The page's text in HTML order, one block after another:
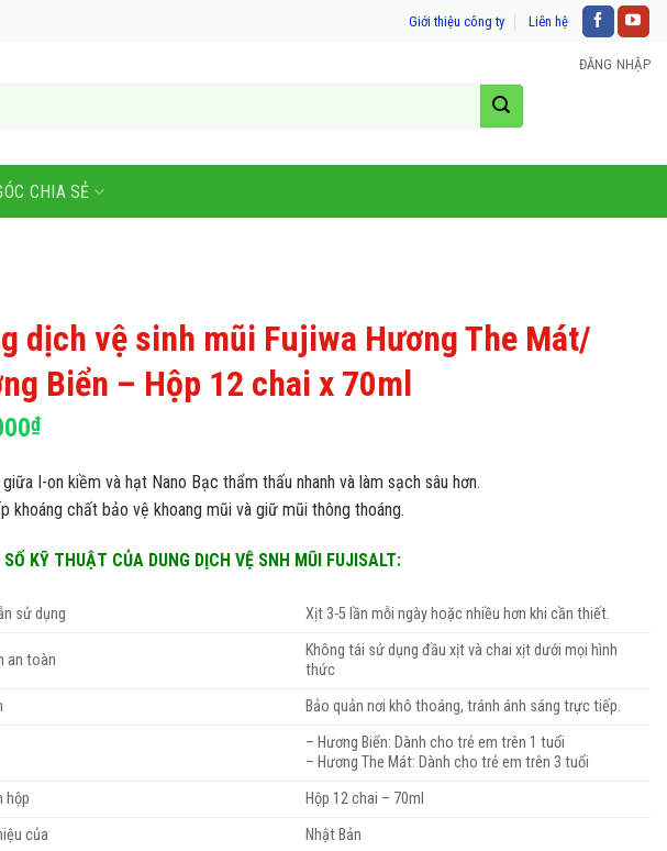
Giới thiệu công ty Liên hệ
ĐĂNG NHẬP
CHIA SẺ
dịch vệ sinh mũi Fujiwa Hương The Mát/
Biển – Hộp 12 chai x 70ml
₫
giữa I-on kiềm và hạt Nano Bạc thẩm thấu nhanh và làm sạch sâu hơn.
khoáng chất bảo vệ khoang mũi và giữ mũi thông thoáng.
SỐ KỸ THUẬT CỦA DUNG DỊCH VỆ SNH MŨI FUJISALT:
sử dụng Xịt 3-5 lần mỗi ngày hoặc nhiều hơn khi cần thiết.
an toàn
Không tái sử dụng đầu xịt và chai xịt dưới mọi hình
thức
Bảo quản nơi khô thoáng, tránh ánh sáng trực tiếp.
– Hương Biển: Dành cho trẻ em trên 1 tuổi
– Hương The Mát: Dành cho trẻ em trên 3 tuổi
hộp
Hộp 12 chai – 70ml
của
Nhật Bản